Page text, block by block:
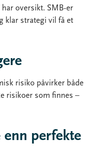
oversikt. SMB-er
klar strategi vil få et
risiko påvirker både
risikoer som finnes –
enn perfekte